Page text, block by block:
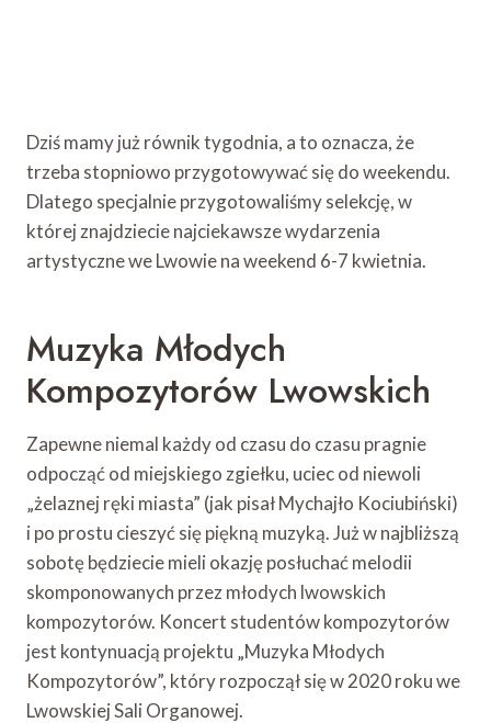
Dziś mamy już równik tygodnia, a to oznacza, że ​​
trzeba stopniowo przygotowywać się do weekendu.
Dlatego specjalnie przygotowaliśmy selekcję, w
której znajdziecie najciekawsze wydarzenia
artystyczne we Lwowie na weekend 6-7 kwietnia.
Muzyka Młodych
Kompozytorów Lwowskich
Zapewne niemal każdy od czasu do czasu pragnie
odpocząć od miejskiego zgiełku, uciec od niewoli
„żelaznej ręki miasta” (jak pisał Mychajło Kociubiński)
i po prostu cieszyć się piękną muzyką. Już w najbliższą
sobotę będziecie mieli okazję posłuchać melodii
skomponowanych przez młodych lwowskich
kompozytorów. Koncert studentów kompozytorów
jest kontynuacją projektu „Muzyka Młodych
Kompozytorów”, który rozpoczął się w 2020 roku we
Lwowskiej Sali Organowej.